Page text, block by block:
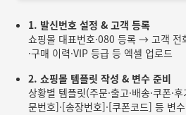
1. 발신번호 설정 & 고객 등록
쇼핑몰 대표번호·080 등록 → 고객 전
·구매 이력·VIP 등급 등 엑셀 업로드
2. 쇼핑몰 템플릿 작성 & 변수 준비
상황별 템플릿(주문·출고·배송·쿠폰
문번호]·[송장번호]·[쿠폰코드] 등 변